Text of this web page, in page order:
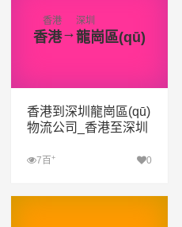
香港
香港→
深圳
龍崗區(qū)
香港到深圳龍崗區(qū)
物流公司_香港至深圳
7百+ 0
查看詳細(xì)